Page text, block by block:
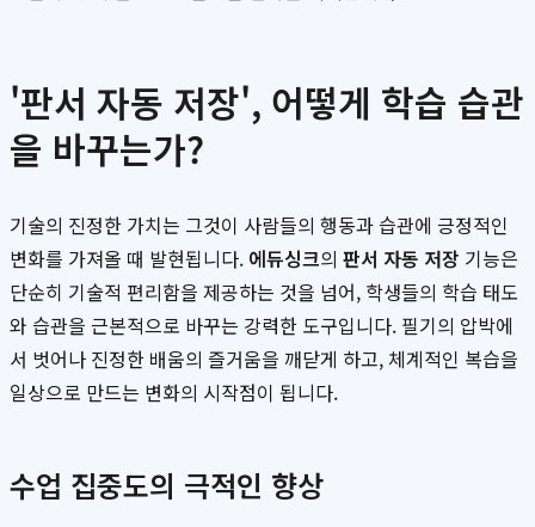
'판서 자동 저장', 어떻게 학습 습관
을 바꾸는가?
기술의 진정한 가치는 그것이 사람들의 행동과 습관에 긍정적인
변화를 가져올 때 발현됩니다. 에듀싱크의 판서 자동 저장 기능은
단순히 기술적 편리함을 제공하는 것을 넘어, 학생들의 학습 태도
와 습관을 근본적으로 바꾸는 강력한 도구입니다. 필기의 압박에
서 벗어나 진정한 배움의 즐거움을 깨닫게 하고, 체계적인 복습을
일상으로 만드는 변화의 시작점이 됩니다.
수업 집중도의 극적인 향상